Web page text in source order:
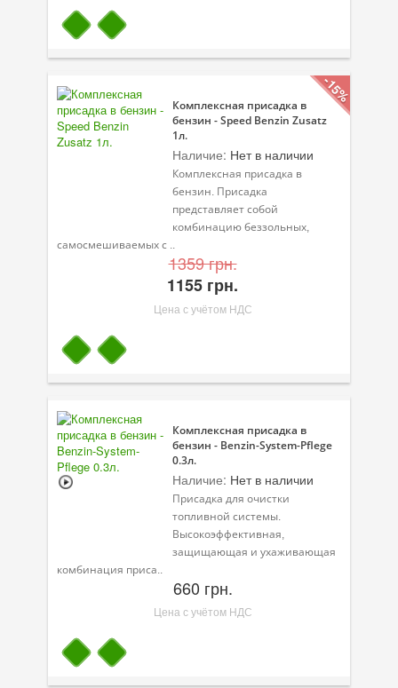
-15%
Комплексная присадка в
бензин - Speed Benzin Zusatz
1л.
Наличие: Нет в наличии
Комплексная присадка в
бензин. Присадка
представляет собой
комбинацию беззольных,
самосмешиваемых с ..
1359 грн.
1155 грн.
Цена с учётом НДС
Комплексная присадка в
бензин - Benzin-System-Pflege
0.3л.
Наличие: Нет в наличии
Присадка для очистки
топливной системы.
Высокоэффективная,
защищающая и ухаживающая
комбинация приса..
660 грн.
Цена с учётом НДС